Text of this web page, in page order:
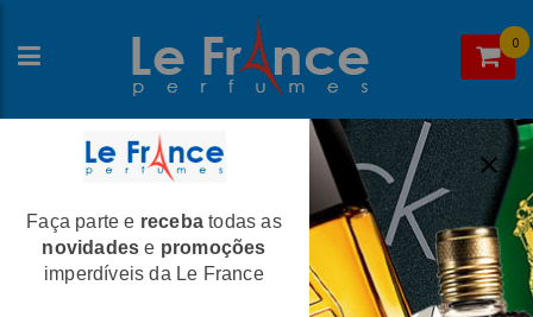
0
Home>Paris Elysees >Perfumes Femininos
Miss Elysees Feminino Eau De Toilette
100ml - Paris Elysees
Faça parte e receba todas as
novidades e promoções
imperdíveis da Le France